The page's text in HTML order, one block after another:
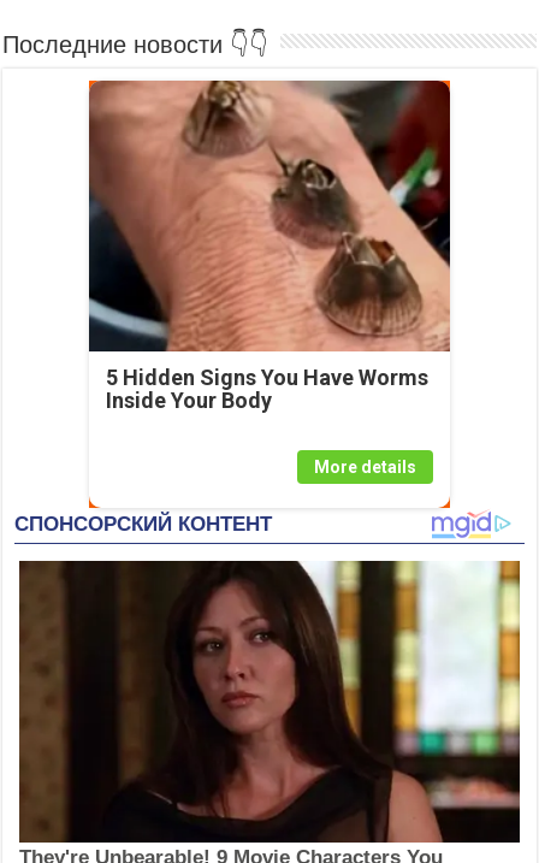
Последние новости 👇👇
5 Hidden Signs You Have Worms
Inside Your Body
More details